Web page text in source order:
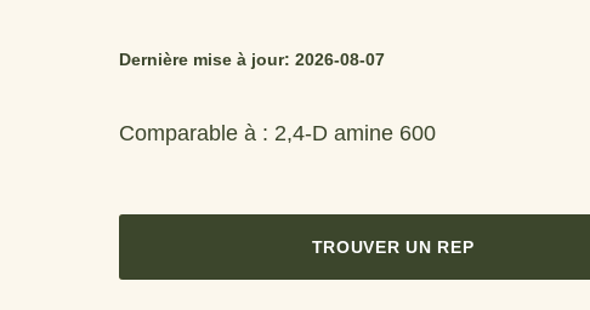
Dernière mise à jour: 2026-08-07
Comparable à : 2,4-D amine 600
TROUVER UN REP